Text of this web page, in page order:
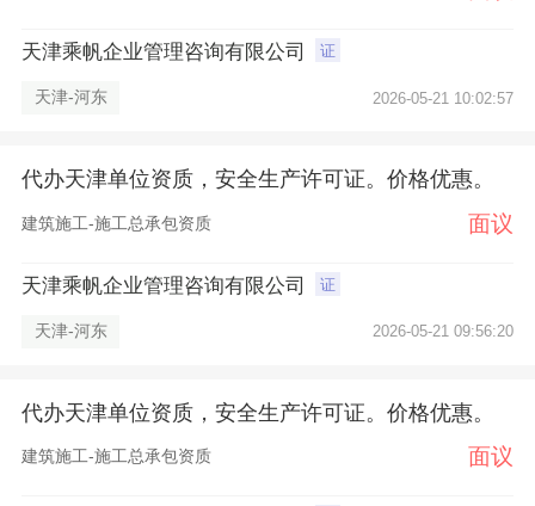
天津乘帆企业管理咨询有限公司 证
天津-河东 2026-05-21 10:02:57
代办天津单位资质，安全生产许可证。价格优惠。
建筑施工-施工总承包资质 面议
天津乘帆企业管理咨询有限公司 证
天津-河东 2026-05-21 09:56:20
代办天津单位资质，安全生产许可证。价格优惠。
建筑施工-施工总承包资质 面议